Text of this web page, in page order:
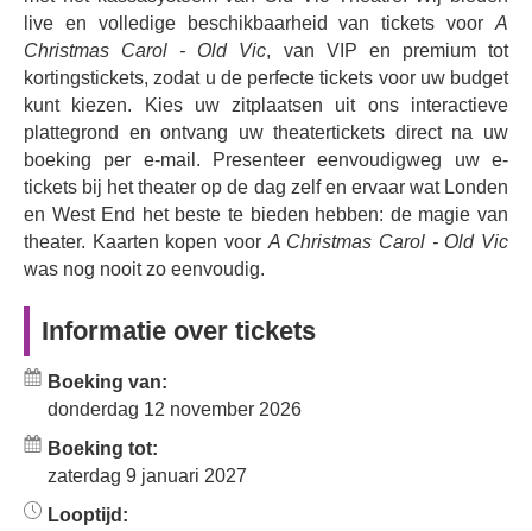
unieke enscenering en het slimme verhaal dompelen het
publiek onder in de grimmige, griezelige wereld van het
Victoriaanse Londen en Dickens' spookachtige
winterverhaal. Sinds de première in 2017 heeft A
Christmas Carol ook een aanzienlijke impact gehad op
goede doelen, met donaties van het publiek die
wereldwijd meer dan £ 1,9 miljoen opbrachten - wat
betekent dat u deze kerst een verschil kunt maken en
tegelijkertijd een geliefd kerstverhaal kunt herbeleven.
Ervaar de magie van Kerstmis in deze feestelijke,
live en volledige beschikbaarheid van tickets voor A
Christmas Carol - Old Vic, van VIP en premium tot
kortingstickets, zodat u de perfecte tickets voor uw budget
kunt kiezen. Kies uw zitplaatsen uit ons interactieve
plattegrond en ontvang uw theatertickets direct na uw
boeking per e-mail. Presenteer eenvoudigweg uw e-
tickets bij het theater op de dag zelf en ervaar wat Londen
en West End het beste te bieden hebben: de magie van
theater. Kaarten kopen voor A Christmas Carol - Old Vic
was nog nooit zo eenvoudig.
Informatie over tickets
Boeking van:
donderdag 12 november 2026
Boeking tot:
zaterdag 9 januari 2027
Looptijd: